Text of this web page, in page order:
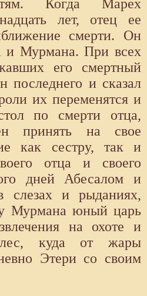
Когда Марех
лет, отец ее
смерти. Он
и Мурмана. При всех
его смертный
последнего и сказал
их переменятся и
по смерти отца,
принять на свое
как сестру, так и
отца и своего
дней Абесалом и
слезах и рыданиях,
Мурмана юный царь
на охоте и
куда от жары
Этери со своим